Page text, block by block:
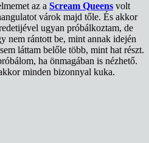
az a Scream Queens volt
várok majd tőle. És akkor
ugyan próbálkoztam, de
nem rántott be, mint annak idején
láttam belőle több, mint hat részt.
ha önmagában is nézhető.
minden bizonnyal kuka.